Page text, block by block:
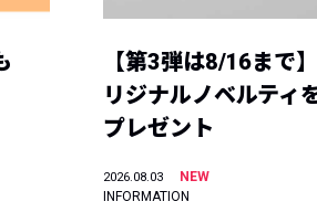
【第3弾は8/16まで
リジナルノベルティ
プレゼント
2026.08.03
NEW
INFORMATION